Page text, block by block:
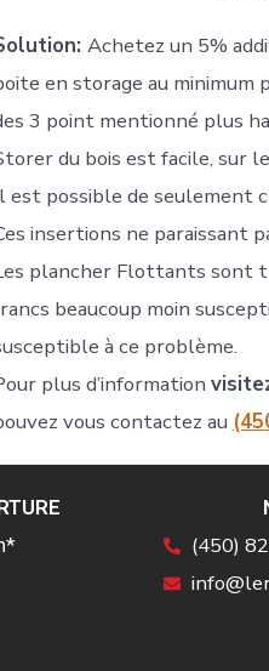
Achetez un 5%
en storage au minimum
3 point mentionné plus
du bois est facile, sur
est possible de seulement
insertions ne paraissant
plancher Flottants sont
beaucoup moin
à ce problème.
plus d’information
vous contactez au
(450)